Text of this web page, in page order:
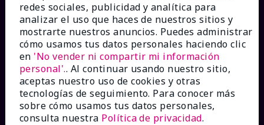
¿CÓMO PODEMOS AYUDAR?
Recibe e-mails
redes sociales, publicidad y analítica para
analizar el uso que haces de nuestros sitios y
mostrarte nuestros anuncios. Puedes administrar
cómo usamos tus datos personales haciendo clic
en 'No vender ni compartir mi información
personal'.. Al continuar usando nuestro sitio,
aceptas nuestro uso de cookies y otras
tecnologías de seguimiento. Para conocer más
sobre cómo usamos tus datos personales,
consulta nuestra Política de privacidad.